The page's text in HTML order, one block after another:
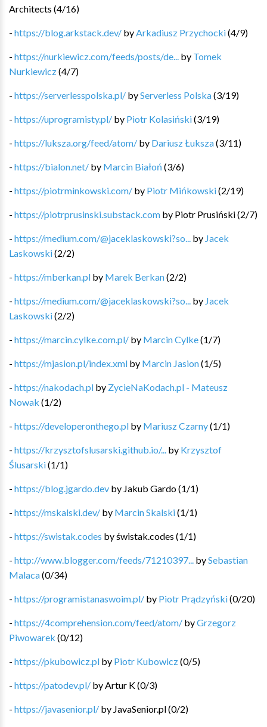
Architects (4/16)
- https://blog.arkstack.dev/ by Arkadiusz Przychocki(4/9)
- https://nurkiewicz.com/feeds/posts/de... by Tomek
Nurkiewicz(4/7)
- https://serverlesspolska.pl/ byServerless Polska(3/19)
- https://uprogramisty.pl/ by Piotr Kolasiński(3/19)
- https://luksza.org/feed/atom/ by Dariusz Łuksza(3/11)
- https://bialon.net/ by Marcin Białoń (3/6)
- https://piotrminkowski.com/ by Piotr Mińkowski(2/19)
- https://piotrprusinski.substack.com by Piotr Prusiński(2/7)
- https://medium.com/@jaceklaskowski?so... by Jacek
Laskowski(2/2)
- https://mberkan.pl by Marek Berkan(2/2)
- https://medium.com/@jaceklaskowski?so... by Jacek
Laskowski(2/2)
- https://marcin.cylke.com.pl/ by Marcin Cylke(1/7)
- https://mjasion.pl/index.xml by Marcin Jasion(1/5)
- https://nakodach.pl by ZycieNaKodach.pl - Mateusz
Nowak (1/2)
- https://developeronthego.pl by Mariusz Czarny(1/1)
- https://krzysztofslusarski.github.io/... by Krzysztof
Ślusarski(1/1)
- https://blog.jgardo.dev by Jakub Gardo(1/1)
- https://mskalski.dev/ by Marcin Skalski(1/1)
- https://swistak.codes byświstak.codes (1/1)
- http://www.blogger.com/feeds/71210397... bySebastian
Malaca(0/34)
- https://programistanaswoim.pl/ by Piotr Prądzyński(0/20)
- https://4comprehension.com/feed/atom/ byGrzegorz
Piwowarek (0/12)
- https://pkubowicz.pl by Piotr Kubowicz(0/5)
- https://patodev.pl/ by Artur K(0/3)
- https://javasenior.pl/ by JavaSenior.pl(0/2)